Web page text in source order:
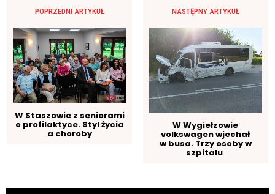
POPRZEDNI ARTYKUŁ
W Staszowie z seniorami
o profilaktyce. Styl życia
a choroby
NASTĘPNY ARTYKUŁ
W Wygiełzowie
volkswagen wjechał
w busa. Trzy osoby w
szpitalu